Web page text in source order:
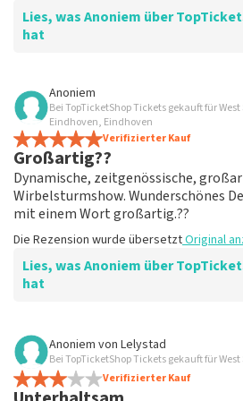
Lies, was Anoniem über
hat
Bewertung von Anoniem über
übersichtlich
ein weiteres großartiges Erlebnis
TicketShop. alles ist wieder gut
Die Rezension wurde übersetzt
Anoniem
Bei TopTicketShop Tickets gekauft für
Eindhoven, Eindhoven
Verifizierter Kauf
Großartig??
Dynamische, zeitgenössische,
Wirbelsturmshow. Wunderschönes
mit einem Wort großartig.??
Die Rezension wurde übersetztOriginal
Lies, was Anoniem über
hat
Bewertung von Anoniem über
Geölt
Guter Mailaustausch. Und effizient
Anoniem von Lelystad
Bei TopTicketShop Tickets gekauft für
Verifizierter Kauf